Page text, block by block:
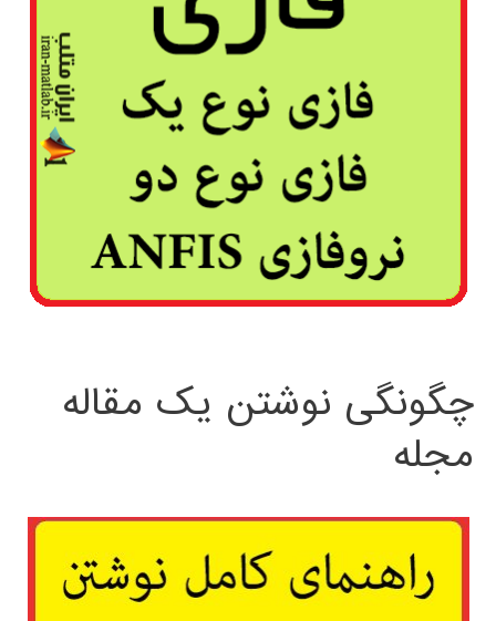
چگونگی نوشتن یک مقاله
مجله